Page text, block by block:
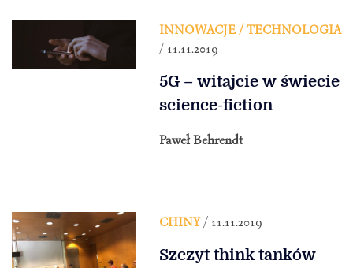
INNOWACJE / TECHNOLOGIA
/ 11.11.2019
5G – witajcie w świecie
science-fiction
Paweł Behrendt
CHINY/ 11.11.2019
Szczyt think tanków